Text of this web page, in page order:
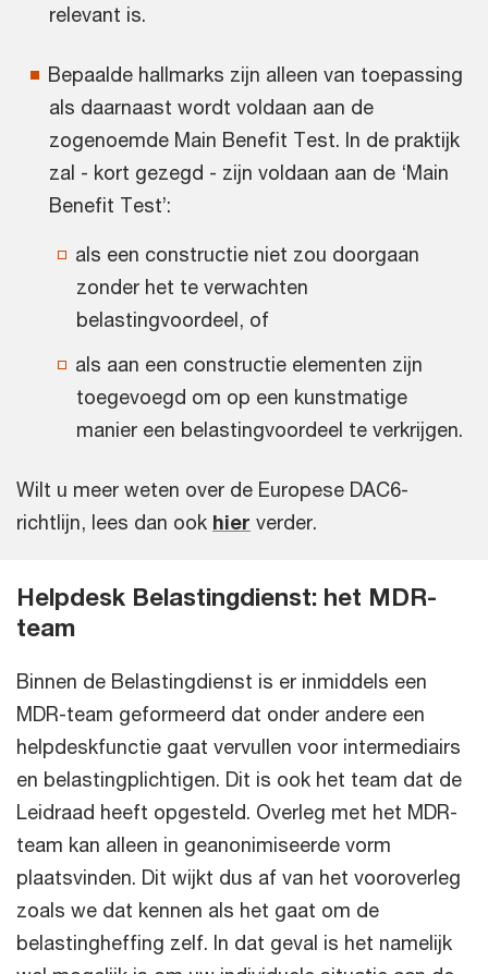
relevant is.
Bepaalde hallmarks zijn alleen van toepassing
als daarnaast wordt voldaan aan de
zogenoemde Main Benefit Test. In de praktijk
zal - kort gezegd - zijn voldaan aan de ‘Main
Benefit Test’:
als een constructie niet zou doorgaan
zonder het te verwachten
belastingvoordeel, of
als aan een constructie elementen zijn
toegevoegd om op een kunstmatige
manier een belastingvoordeel te verkrijgen.
Wilt u meer weten over de Europese DAC6-
richtlijn, lees dan ook hier verder.
Helpdesk Belastingdienst: het MDR-
team
Binnen de Belastingdienst is er inmiddels een
MDR-team geformeerd dat onder andere een
helpdeskfunctie gaat vervullen voor intermediairs
en belastingplichtigen. Dit is ook het team dat de
Leidraad heeft opgesteld. Overleg met het MDR-
team kan alleen in geanonimiseerde vorm
plaatsvinden. Dit wijkt dus af van het vooroverleg
zoals we dat kennen als het gaat om de
belastingheffing zelf. In dat geval is het namelijk